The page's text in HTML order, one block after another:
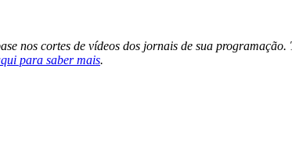
nos cortes de vídeos dos jornais de sua
para saber mais.